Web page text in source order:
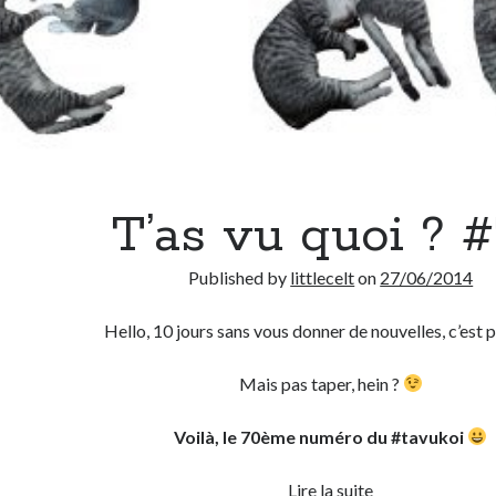
T’as vu quoi ?
Published by littlecelton 27/06/2014
Hello, 10 jours sans vous donner de nouvelles, c’est
Mais pas taper, hein ?
Voilà, le 70ème numéro du #tavukoi
Lire la suiteT’as